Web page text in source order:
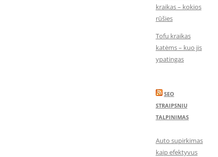
kraikas – kokios
rūšies
Tofu kraikas
katėms – kuo jis
ypatingas
SEO
STRAIPSNIU
TALPINIMAS
Auto supirkimas
kaip efektyvus